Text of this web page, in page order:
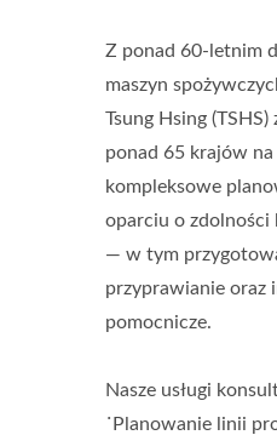
Z ponad 60-letnim
maszyn
Tsung Hsing
ponad 65 krajów
kompleksowe
oparciu o
— w tym
przyprawianie oraz
pomocnicze.
Nasze usługi
˙Planowanie linii